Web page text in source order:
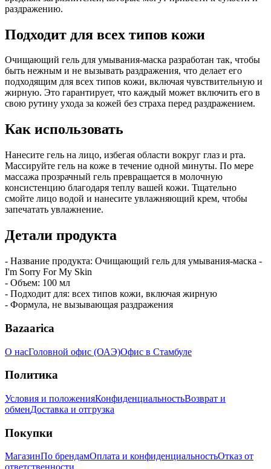
раздражению.
Подходит для всех типов кожи
Очищающий гель для умывания-маска разработан так, чтобы
быть нежным и не вызывать раздражения, что делает его
подходящим для всех типов кожи, включая чувствительную и
жирную. Это гарантирует, что каждый может включить его в
свою рутину ухода за кожей без страха перед раздражением.
Как использовать
Нанесите гель на лицо, избегая области вокруг глаз и рта.
Массируйте гель на коже в течение одной минуты. По мере
массажа прозрачный гель превращается в молочную
консистенцию благодаря теплу вашей кожи. Тщательно
смойте лицо водой и нанесите увлажняющий крем, чтобы
запечатать увлажнение.
Детали продукта
- Название продукта: Очищающий гель для умывания-маска -
I'm Sorry For My Skin
- Объем: 100 мл
- Подходит для: всех типов кожи, включая жирную
- Формула, не вызывающая раздражения
Bazaarica
О насГоловной офис (ОАЭ)Офис в Стамбуле
Политика
Условия и положенияКонфиденциальностьВозврат и
обменДоставка и отгрузка
Покупки
МагазинПо брендамОплата и конфиденциальностьОтказ от